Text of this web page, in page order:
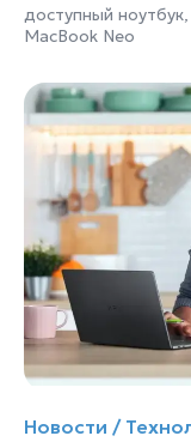
доступный
MacBook Neo
Новости /